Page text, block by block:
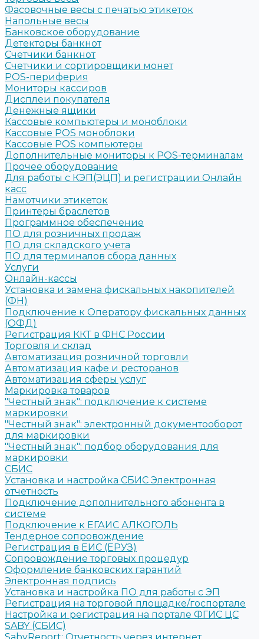
Фасовочные весы с печатью этикеток
Напольные весы
Банковское оборудование
Детекторы банкнот
Счетчики банкнот
Счетчики и сортировщики монет
POS-периферия
Мониторы кассиров
Дисплеи покупателя
Денежные ящики
Кассовые компьютеры и моноблоки
Кассовые POS моноблоки
Кассовые POS компьютеры
Дополнительные мониторы к POS-терминалам
Прочее оборудование
Для работы с КЭП(ЭЦП) и регистрации Онлайн
касс
Намотчики этикеток
Принтеры браслетов
Программное обеспечение
ПО для розничных продаж
ПО для складского учета
ПО для терминалов сбора данных
Услуги
Онлайн-кассы
Установка и замена фискальных накопителей
(ФН)
Подключение к Оператору фискальных данных
(ОФД)
Регистрация ККТ в ФНС России
Торговля и склад
Автоматизация розничной торговли
Автоматизация кафе и ресторанов
Автоматизация сферы услуг
Маркировка товаров
"Честный знак": подключение к системе
маркировки
"Честный знак": электронный документооборот
для маркировки
"Честный знак": подбор оборудования для
маркировки
СБИС
Установка и настройка СБИС Электронная
отчетность
Подключение дополнительного абонента в
системе
Подключение к ЕГАИС АЛКОГОЛЬ
Тендерное сопровождение
Регистрация в ЕИС (ЕРУЗ)
Сопровождение торговых процедур
Оформление банковских гарантий
Электронная подпись
Установка и настройка ПО для работы с ЭП
Регистрация на торговой площадке/госпортале
Настройка и регистрация на портале ФГИС ЦС
SABY (СБИС)